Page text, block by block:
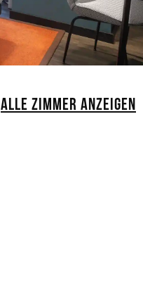
ALLE ZIMMER ANZEIGEN